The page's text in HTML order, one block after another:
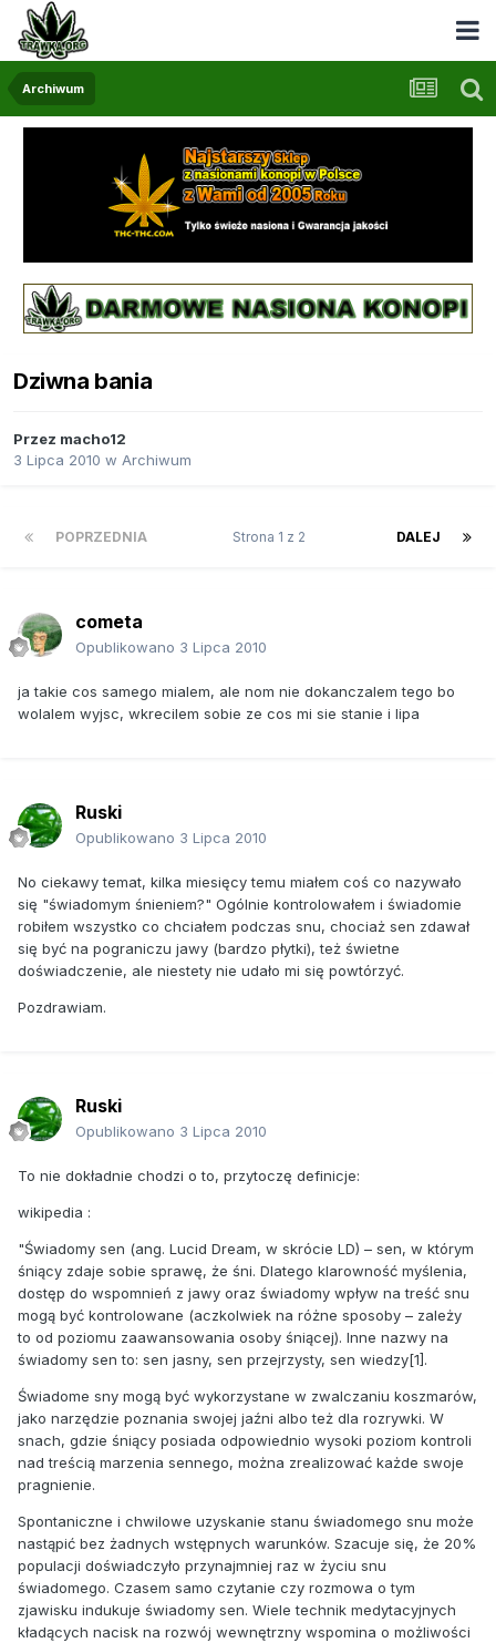
Archiwum
Dziwna bania
Przez macho12
3 Lipca 2010 w Archiwum
POPRZEDNIA DALEJ
Strona 1 z 2
cometa
Opublikowano 3 Lipca 2010
ja takie cos samego mialem, ale nom nie dokanczalem tego bo
wolalem wyjsc, wkrecilem sobie ze cos mi sie stanie i lipa
Ruski
Opublikowano 3 Lipca 2010
No ciekawy temat, kilka miesięcy temu miałem coś co nazywało
się "świadomym śnieniem?" Ogólnie kontrolowałem i świadomie
robiłem wszystko co chciałem podczas snu, chociaż sen zdawał
się być na pograniczu jawy (bardzo płytki), też świetne
doświadczenie, ale niestety nie udało mi się powtórzyć.
Pozdrawiam.
Ruski
Opublikowano 3 Lipca 2010
To nie dokładnie chodzi o to, przytoczę definicje:
wikipedia :
"Świadomy sen (ang. Lucid Dream, w skrócie LD) – sen, w którym
śniący zdaje sobie sprawę, że śni. Dlatego klarowność myślenia,
dostęp do wspomnień z jawy oraz świadomy wpływ na treść snu
mogą być kontrolowane (aczkolwiek na różne sposoby – zależy
to od poziomu zaawansowania osoby śniącej). Inne nazwy na
świadomy sen to: sen jasny, sen przejrzysty, sen wiedzy[1].
Świadome sny mogą być wykorzystane w zwalczaniu koszmarów,
jako narzędzie poznania swojej jaźni albo też dla rozrywki. W
snach, gdzie śniący posiada odpowiednio wysoki poziom kontroli
nad treścią marzenia sennego, można zrealizować każde swoje
pragnienie.
Spontaniczne i chwilowe uzyskanie stanu świadomego snu może
nastąpić bez żadnych wstępnych warunków. Szacuje się, że 20%
populacji doświadczyło przynajmniej raz w życiu snu
świadomego. Czasem samo czytanie czy rozmowa o tym
zjawisku indukuje świadomy sen. Wiele technik medytacyjnych
kładących nacisk na rozwój wewnętrzny wspomina o możliwości